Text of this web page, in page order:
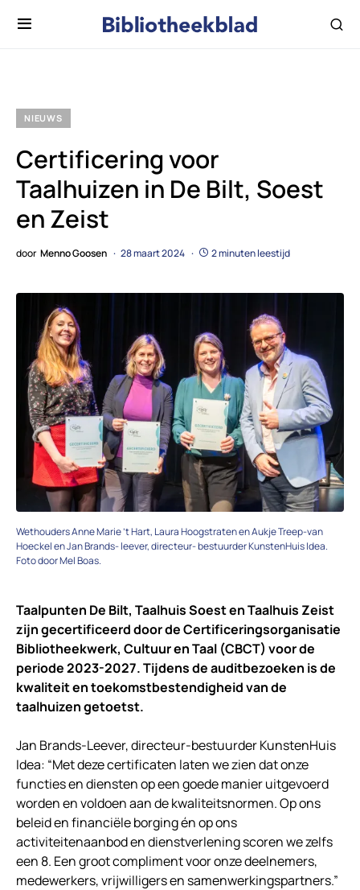
NIEUWS
Certificering voor
Taalhuizen in De Bilt, Soest
en Zeist
door Menno Goosen 28 maart 2024 2 minuten leestijd
Wethouders Anne Marie ’t Hart, Laura Hoogstraten en Aukje Treep-van
Hoeckel en Jan Brands- leever, directeur- bestuurder KunstenHuis Idea.
Foto door Mel Boas.
Taalpunten De Bilt, Taalhuis Soest en Taalhuis Zeist
zijn gecertificeerd door de Certificeringsorganisatie
Bibliotheekwerk, Cultuur en Taal (CBCT) voor de
periode 2023-2027. Tijdens de auditbezoeken is de
kwaliteit en toekomstbestendigheid van de
taalhuizen getoetst.
Jan Brands-Leever, directeur-bestuurder KunstenHuis
Idea: “Met deze certificaten laten we zien dat onze
functies en diensten op een goede manier uitgevoerd
worden en voldoen aan de kwaliteitsnormen. Op ons
beleid en financiële borging én op ons
activiteitenaanbod en dienstverlening scoren we zelfs
een 8. Een groot compliment voor onze deelnemers,
medewerkers, vrijwilligers en samenwerkingspartners.”